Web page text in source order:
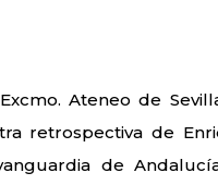
Ateneo de
retrospectiva de
de